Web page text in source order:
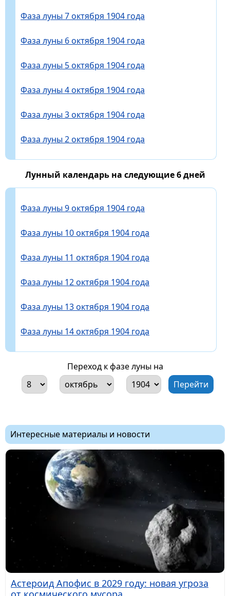
Фаза луны 7 октября 1904 года
Фаза луны 6 октября 1904 года
Фаза луны 5 октября 1904 года
Фаза луны 4 октября 1904 года
Фаза луны 3 октября 1904 года
Фаза луны 2 октября 1904 года
Лунный календарь на следующие 6 дней
Фаза луны 9 октября 1904 года
Фаза луны 10 октября 1904 года
Фаза луны 11 октября 1904 года
Фаза луны 12 октября 1904 года
Фаза луны 13 октября 1904 года
Фаза луны 14 октября 1904 года
Переход к фазе луны на
Интересные материалы и новости
Астероид Апофис в 2029 году: новая угроза